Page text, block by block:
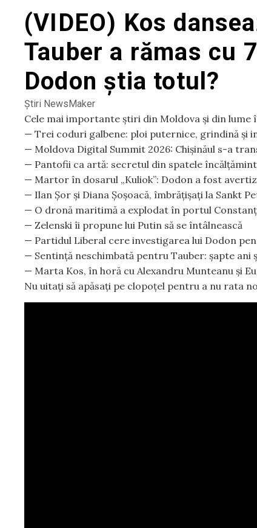
(VIDEO) Kos
Tauber a rămas cu
Dodon știa totul?
Știri NewsMaker
Cele mai importante știri din Moldova și din lume
— Trei coduri galbene: ploi puternice, grindină și
— Moldova Digital Summit 2026: Chișinăul s-a
— Pantofii ca artă: secretul din spatele
— Martor în dosarul „Kuliok”: Dodon a fost
— Ilan Șor și Diana Șoșoacă, îmbrățișați la Sankt
— O dronă maritimă a explodat în portul
— Zelenski îi propune lui Putin să se întâlnească
— Partidul Liberal cere investigarea lui Dodon
— Sentință neschimbată pentru Tauber: șapte ani
— Marta Kos, în horă cu Alexandru Munteanu și
Nu uitați să apăsați pe clopoțel pentru a nu rata